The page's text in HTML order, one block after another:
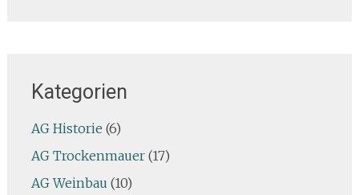
Kategorien
AG Historie (6)
AG Trockenmauer(17)
AG Weinbau (10)